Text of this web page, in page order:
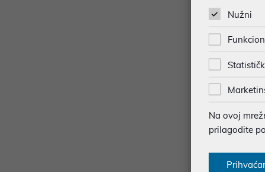
nal
Nužni
Na ovoj
prilagodite